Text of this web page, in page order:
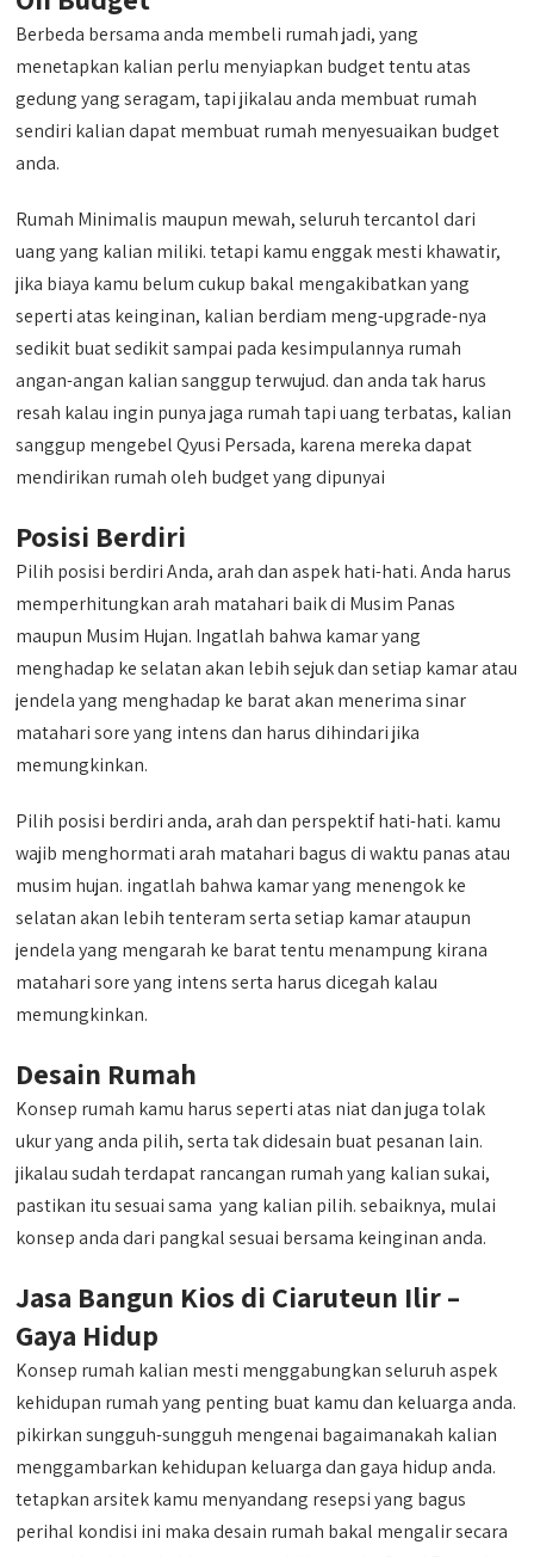
Berbeda bersama anda membeli rumah jadi, yang
menetapkan kalian perlu menyiapkan budget tentu atas
gedung yang seragam, tapi jikalau anda membuat rumah
sendiri kalian dapat membuat rumah menyesuaikan budget
anda.
Rumah Minimalis maupun mewah, seluruh tercantol dari
uang yang kalian miliki. tetapi kamu enggak mesti khawatir,
jika biaya kamu belum cukup bakal mengakibatkan yang
seperti atas keinginan, kalian berdiam meng-upgrade-nya
sedikit buat sedikit sampai pada kesimpulannya rumah
angan-angan kalian sanggup terwujud. dan anda tak harus
resah kalau ingin punya jaga rumah tapi uang terbatas, kalian
sanggup mengebel Qyusi Persada, karena mereka dapat
mendirikan rumah oleh budget yang dipunyai
Posisi Berdiri
Pilih posisi berdiri Anda, arah dan aspek hati-hati. Anda harus
memperhitungkan arah matahari baik di Musim Panas
maupun Musim Hujan. Ingatlah bahwa kamar yang
menghadap ke selatan akan lebih sejuk dan setiap kamar atau
jendela yang menghadap ke barat akan menerima sinar
matahari sore yang intens dan harus dihindari jika
memungkinkan.
Pilih posisi berdiri anda, arah dan perspektif hati-hati. kamu
wajib menghormati arah matahari bagus di waktu panas atau
musim hujan. ingatlah bahwa kamar yang menengok ke
selatan akan lebih tenteram serta setiap kamar ataupun
jendela yang mengarah ke barat tentu menampung kirana
matahari sore yang intens serta harus dicegah kalau
memungkinkan.
Desain Rumah
Konsep rumah kamu harus seperti atas niat dan juga tolak
ukur yang anda pilih, serta tak didesain buat pesanan lain.
jikalau sudah terdapat rancangan rumah yang kalian sukai,
pastikan itu sesuai sama yang kalian pilih. sebaiknya, mulai
konsep anda dari pangkal sesuai bersama keinginan anda.
Jasa Bangun Kios di Ciaruteun Ilir –
Gaya Hidup
Konsep rumah kalian mesti menggabungkan seluruh aspek
kehidupan rumah yang penting buat kamu dan keluarga anda.
pikirkan sungguh-sungguh mengenai bagaimanakah kalian
menggambarkan kehidupan keluarga dan gaya hidup anda.
tetapkan arsitek kamu menyandang resepsi yang bagus
perihal kondisi ini maka desain rumah bakal mengalir secara